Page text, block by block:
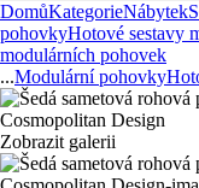
DomůKategorieNábytek
pohovkyHotové sestavy
modulárních pohovek
...Modulární pohovky
Zobrazit galerii